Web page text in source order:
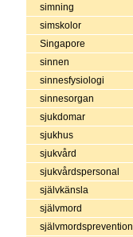
simning
simskolor
Singapore
sinnen
sinnesfysiologi
sinnesorgan
sjukdomar
sjukhus
sjukvård
sjukvårdspersonal
självkänsla
självmord
självmordsprevention